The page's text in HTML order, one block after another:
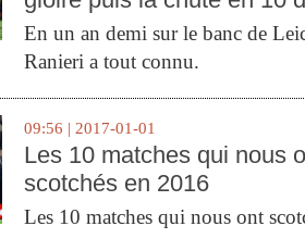
En un an demi sur le banc de
Ranieri a tout connu.
09:56 | 2017-01-01
Les 10 matches qui nous
scotchés en 2016
Les 10 matches qui nous ont